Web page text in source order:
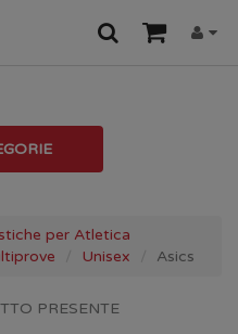
per Atletica
Unisex Asics
PRESENTE